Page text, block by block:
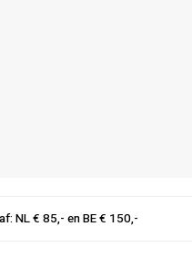
NL € 85,- en BE € 150,-